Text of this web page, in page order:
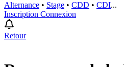
Alternance • Stage • CDD • CDI...
Inscription Connexion
Retour